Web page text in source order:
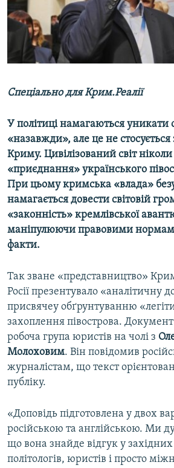
ВІДЕОУРОКИ «ELIFBE»
СВІДЧЕННЯ ОКУПАЦІЇ
УКРАЇНСЬКА ПРОБЛЕМА КРИМУ
Русский
Qırımtatar
Усі сайти RFE/RL
Спеціально для Крим.Реалії
У політиці намагаються уникати
«назавжди», але це не
Криму. Цивілізований світ
«приєднання» українського
При цьому кримська «влада»
намагається довести світовій
«законність» кремлівської
маніпулюючи правовими
факти.
Так зване «представництво»
Росії презентувало «аналітичну
присвячеу обґрунтуванню
захоплення півострова. Документ
робоча група юристів на чолі з
Молоховим. Він повідомив
журналістам, що текст
публіку.
«Доповідь підготовлена у двох
російською та англійською. Ми
що вона знайде відгук у
політологів, юристів і просто